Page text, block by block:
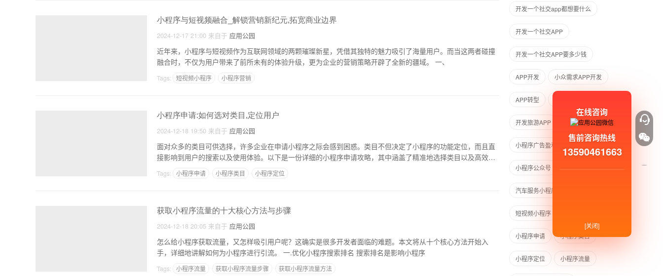
小程序与短视频融合_解锁营销新纪元,拓宽商业边界
2024-12-17 21:00 来自于 应用公园
近年来，小程序与短视频作为互联网领域的两颗璀璨新星，凭借其独特的魅力吸引了海量用户。而当这两者碰撞
融合时，不仅为用户带来了前所未有的体验升级，更为企业的营销策略开辟了全新的疆域。 一、
Tags: 短视频小程序 小程序营销
小程序申请:如何选对类目,定位用户
2024-12-18 19:50 来自于 应用公园
面对众多的类目可供选择，许多企业在申请小程序之际会感到困惑。类目不但决定了小程序的功能定位，而且直
接影响到用户的搜索以及使用体验。以下是一份详细的小程序申请攻略，其中涵盖了精准地选择类目以及高效地
Tags: 小程序申请 小程序类目 小程序定位
获取小程序流量的十大核心方法与步骤
2024-12-18 20:05 来自于 应用公园
怎么给小程序获取流量，又怎样吸引用户呢？这确实是很多开发者面临的难题。本文将从十个核心方法开始入
手，详细地讲解如何为小程序进行引流。 一.优化小程序搜索排名 搜索排名是影响小程序
Tags: 小程序流量 获取小程序流量步骤 获取小程序流量方法
开发一个社交app都想要什么
开发一个社交APP
开发一个社交APP要多少钱
APP开发 小众需求APP开发
APP转型
开发旅游APP 开发健身APP
小程序广告盈利 小程序盈利
小程序公众号 APP运营策略
汽车服务小程序
短视频小程序
小程序申请 小程序类目
小程序定位 小程序流量
在线咨询
售前咨询热线
13590461663
[关闭]